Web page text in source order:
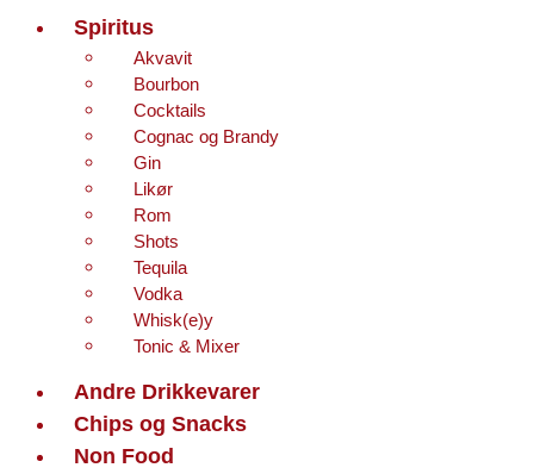
Spiritus
Akvavit
Bourbon
Cocktails
Cognac og Brandy
Gin
Likør
Rom
Shots
Tequila
Vodka
Whisk(e)y
Tonic & Mixer
Andre Drikkevarer
Chips og Snacks
Non Food